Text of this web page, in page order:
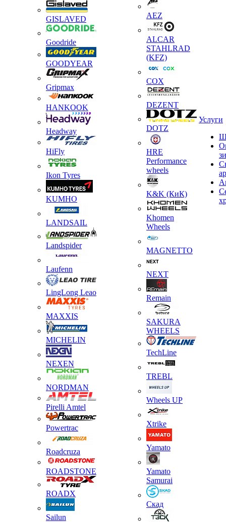
GISLAVED
Goodride
GOODYEAR
Gripmax
HANKOOK
Headway
HiFly
Ikon Tyres
KUMHO
LANDSAIL
Landspider
Laufenn
LingLong Leao
MAXXIS
MICHELIN
NEXEN
NORDMAN
Pirelli Amtel
Powertrac
Roadcruza
ROADSTONE
ROADX
Sailun
AEZ
ALCAR
STAHLRAD
(KFZ)
COX
DEZENT
DOTZ
HRE
Performance
wheels
K&K (КиК)
Khomen
Wheels
MAGNETTO
NEXT
Remain
SAKURA
WHEELS
TechLine
TREBL
Wheels UP
Xtrike
Yamato
Yamato
Samurai
Скад
Услуги